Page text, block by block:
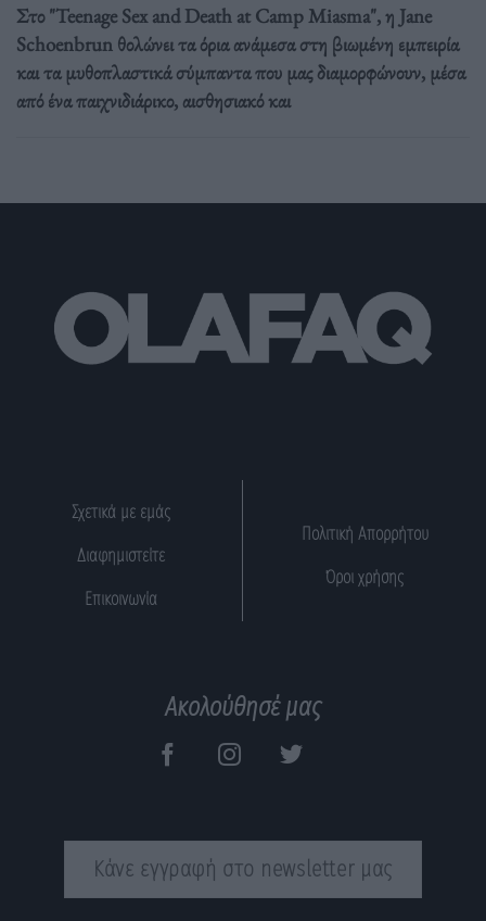
Στο "Teenage Sex and Death at Camp Miasma", η Jane
Schoenbrun θολώνει τα όρια ανάμεσα στη βιωμένη εμπειρία
και τα μυθοπλαστικά σύμπαντα που μας διαμορφώνουν, μέσα
από ένα παιχνιδιάρικο, αισθησιακό και
Σχετικά με εμάς
Διαφημιστείτε
Επικοινωνία
Πολιτική Απορρήτου
Όροι χρήσης
Ακολούθησέ μας
Κάνε εγγραφή στο newsletter μας